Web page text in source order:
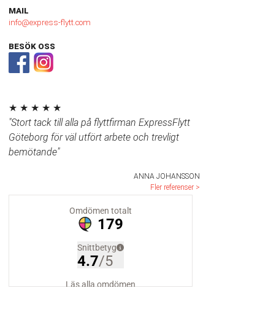
MAIL
info@express-flytt.com
BESÖK OSS
★ ★ ★ ★ ★
"Stort tack till alla på flyttfirman ExpressFlytt
Göteborg för väl utfört arbete och trevligt
bemötande"
ANNA JOHANSSON
Fler referenser >